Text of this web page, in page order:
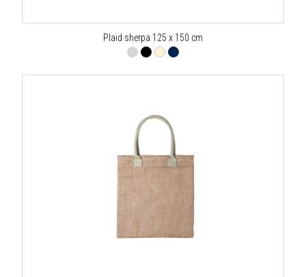
Plaid sherpa 125 x 150 cm